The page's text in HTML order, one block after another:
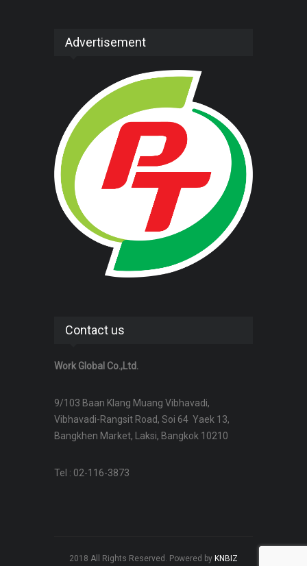
Advertisement
Contact us
Work Global Co.,Ltd.
9/103 Baan Klang Muang Vibhavadi,
Vibhavadi-Rangsit Road, Soi 64 Yaek 13,
Bangkhen Market, Laksi, Bangkok 10210
Tel : 02-116-3873
2018 All Rights Reserved. Powered by KNBIZ